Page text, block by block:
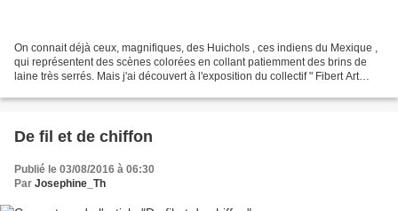
On connait déjà ceux, magnifiques, des Huichols , ces indiens du Mexique ,
qui représentent des scènes colorées en collant patiemment des brins de
laine très serrés. Mais j'ai découvert à l'exposition du collectif " Fibert Art
De fil et de chiffon
Publié le 03/08/2016 à 06:30
Par Josephine_Th